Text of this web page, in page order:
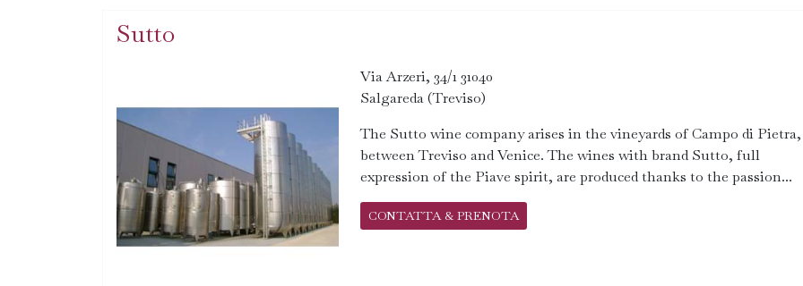
Sutto
Via Arzeri, 34/1 31040
Salgareda (Treviso)
The Sutto wine company arises in the vineyards of Campo di Pietra,
between Treviso and Venice. The wines with brand Sutto, full
expression of the Piave spirit, are produced thanks to the passion...
CONTATTA & PRENOTA